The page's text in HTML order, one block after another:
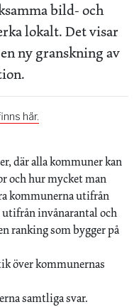
bild- och
lokalt. Det visar
ny granskning av
här.
där alla kommuner kan
och hur mycket man
kommunerna utifrån
utifrån invånarantal och
ranking som bygger på
över kommunernas
samtliga svar.